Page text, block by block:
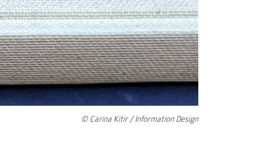
© Carina Kitir / Information Design